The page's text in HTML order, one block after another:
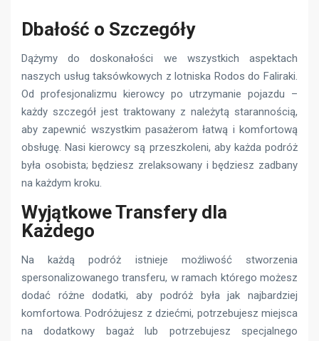
Dbałość o Szczegóły
Dążymy do doskonałości we wszystkich aspektach
naszych usług taksówkowych z lotniska Rodos do Faliraki.
Od profesjonalizmu kierowcy po utrzymanie pojazdu –
każdy szczegół jest traktowany z należytą starannością,
aby zapewnić wszystkim pasażerom łatwą i komfortową
obsługę. Nasi kierowcy są przeszkoleni, aby każda podróż
była osobista; będziesz zrelaksowany i będziesz zadbany
na każdym kroku.
Wyjątkowe Transfery dla
Każdego
Na każdą podróż istnieje możliwość stworzenia
spersonalizowanego transferu, w ramach którego możesz
dodać różne dodatki, aby podróż była jak najbardziej
komfortowa. Podróżujesz z dziećmi, potrzebujesz miejsca
na dodatkowy bagaż lub potrzebujesz specjalnego